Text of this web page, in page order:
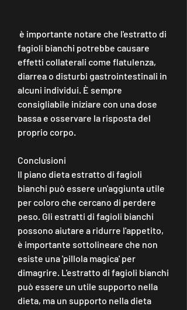
fagioli bianchi potrebbe causare
effetti collaterali come flatulenza,
diarrea o disturbi gastrointestinali in
alcuni individui. È sempre
consigliabile iniziare con una dose
bassa e osservare la risposta del
proprio corpo.
Conclusioni
Il piano dieta estratto di fagioli
bianchi può essere un'aggiunta utile
per coloro che cercano di perdere
peso. Gli estratti di fagioli bianchi
possono aiutare a ridurre l'appetito,
è importante sottolineare che non
esiste una 'pillola magica' per
dimagrire. L'estratto di fagioli bianchi
può essere un utile supporto nella
dieta, ma un supporto nella dieta